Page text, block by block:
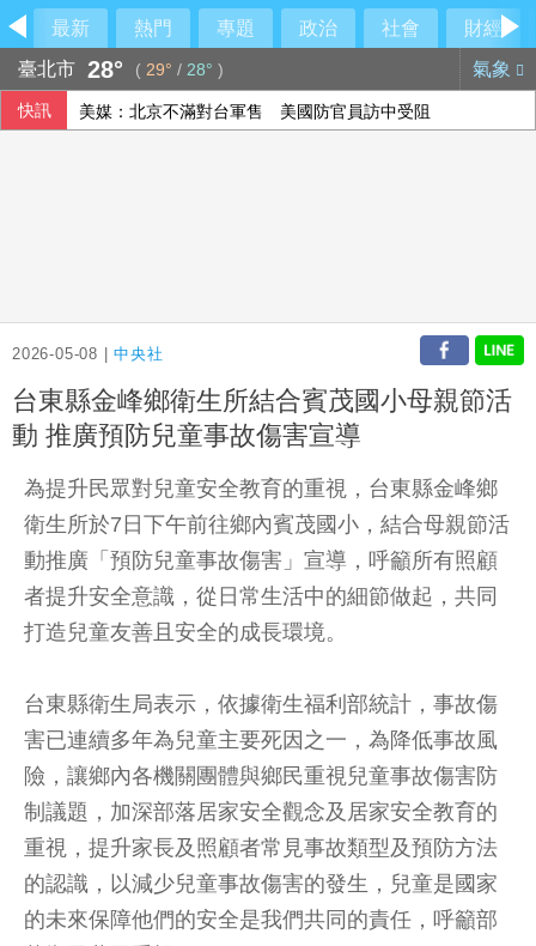
最新 熱門 專題 政治 社會
財經
臺北市 28° ( 29° / 28° ) 氣象
快訊 美媒：北京不滿對台軍售 美國防官員訪中受阻
2026-05-08 |中央社
台東縣金峰鄉衛生所結合賓茂國小母親節活
動 推廣預防兒童事故傷害宣導
為提升民眾對兒童安全教育的重視，台東縣金峰鄉
衛生所於7日下午前往鄉內賓茂國小，結合母親節活
動推廣「預防兒童事故傷害」宣導，呼籲所有照顧
者提升安全意識，從日常生活中的細節做起，共同
打造兒童友善且安全的成長環境。
台東縣衛生局表示，依據衛生福利部統計，事故傷
害已連續多年為兒童主要死因之一，為降低事故風
險，讓鄉內各機關團體與鄉民重視兒童事故傷害防
制議題，加深部落居家安全觀念及居家安全教育的
重視，提升家長及照顧者常見事故類型及預防方法
的認識，以減少兒童事故傷害的發生，兒童是國家
的未來保障他們的安全是我們共同的責任，呼籲部